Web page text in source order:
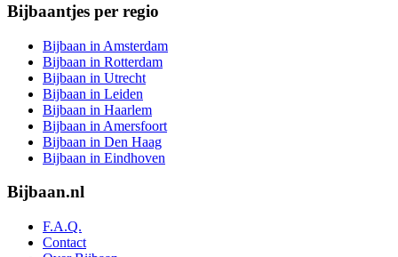
Bijbaantjes per regio
Bijbaan in Amsterdam
Bijbaan in Rotterdam
Bijbaan in Utrecht
Bijbaan in Leiden
Bijbaan in Haarlem
Bijbaan in Amersfoort
Bijbaan in Den Haag
Bijbaan in Eindhoven
Bijbaan.nl
F.A.Q.
Contact